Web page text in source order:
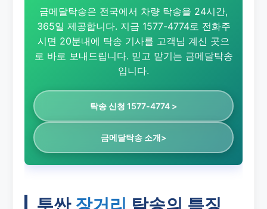
금메달탁송은 전국에서 차량 탁송을 24시간,
365일 제공합니다. 지금 1577-4774로 전화주
시면 20분내에 탁송 기사를 고객님 계신 곳으
로 바로 보내드립니다. 믿고 맡기는 금메달탁송
입니다.
탁송 신청 1577-4774 >
금메달탁송 소개>
투싼 장거리 탁송의 특징